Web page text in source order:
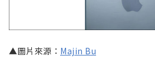
▲圖片來源： Majin Bu